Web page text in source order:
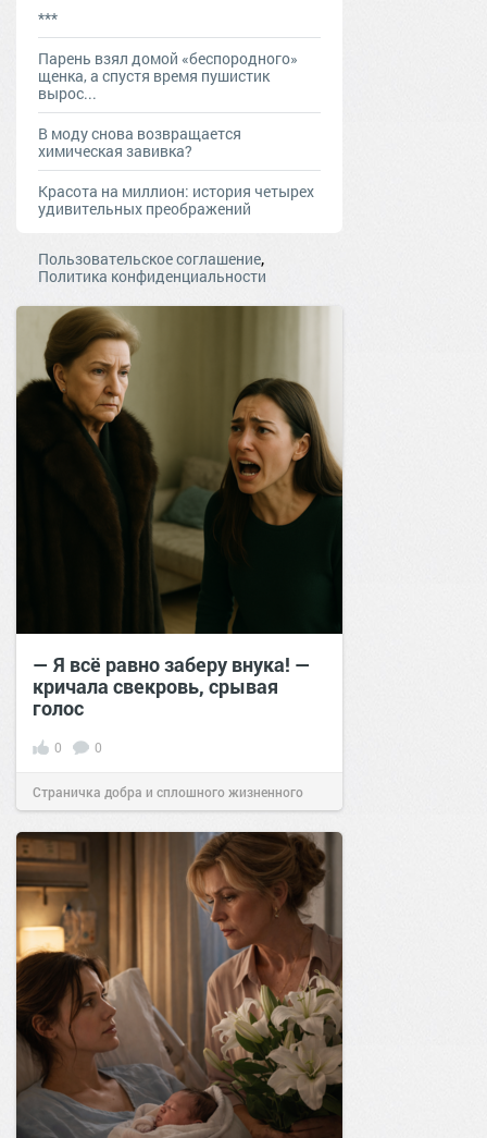
***
Парень взял домой «беспородного»
щенка, а спустя время пушистик
вырос...
В моду снова возвращается
химическая завивка?
Красота на миллион: история четырех
удивительных преображений
Пользовательское соглашение,
Политика конфиденциальности
— Я всё равно заберу внука! —
кричала свекровь, срывая
голос
0 0
Страничка добра и сплошного жизненного
позитива!14:2013 окт 2025